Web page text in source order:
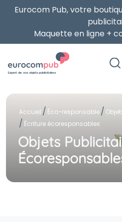
Eurocom Pub, votre
Maquette en ligne +
Expert de vos objets publicitaires
Accueil Éco-responsable
Écriture écoresponsables
Objets